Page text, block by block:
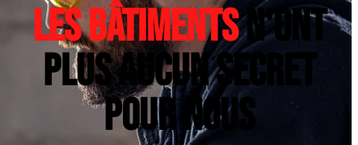
Les bâtimentsn'ont
plus aucun secret
pour nous